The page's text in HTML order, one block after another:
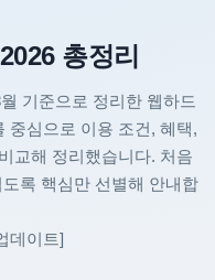
총정리
기준으로 정리한 웹하드
중심으로 이용 조건, 혜택,
교해 정리했습니다. 처음
록 핵심만 선별해 안내합
데이트]